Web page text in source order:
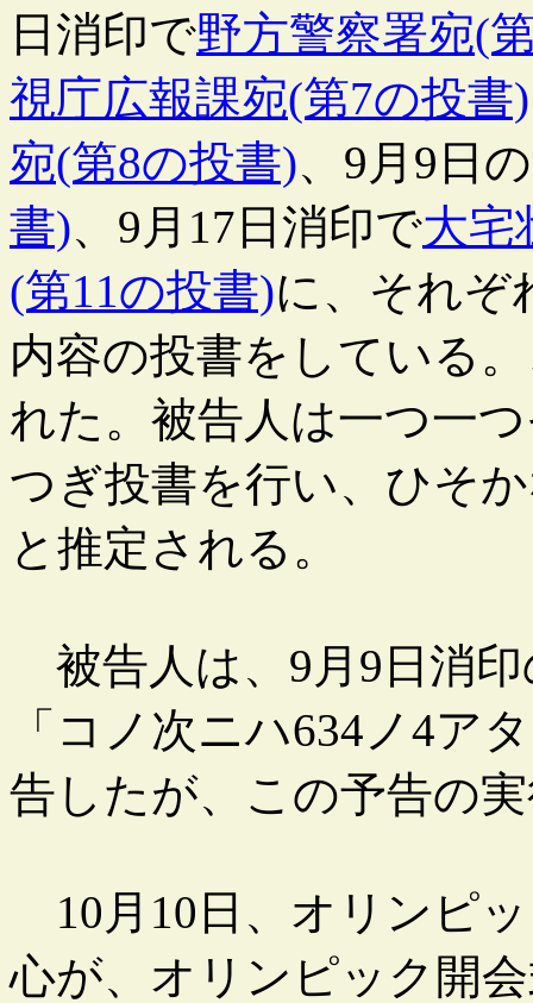
日消印で野方警察署宛(
視庁広報課宛(第7の投書)
宛(第8の投書)、9月9日
書)、9月17日消印で大宅
(第11の投書)に、それぞ
内容の投書をしている
れた。被告人は一つ一
つぎ投書を行い、ひそ
と推定される。
被告人は、9月9日消
「コノ次ニハ634ノ4ア
告したが、この予告の
10月10日、オリンピ
心が、オリンピック開